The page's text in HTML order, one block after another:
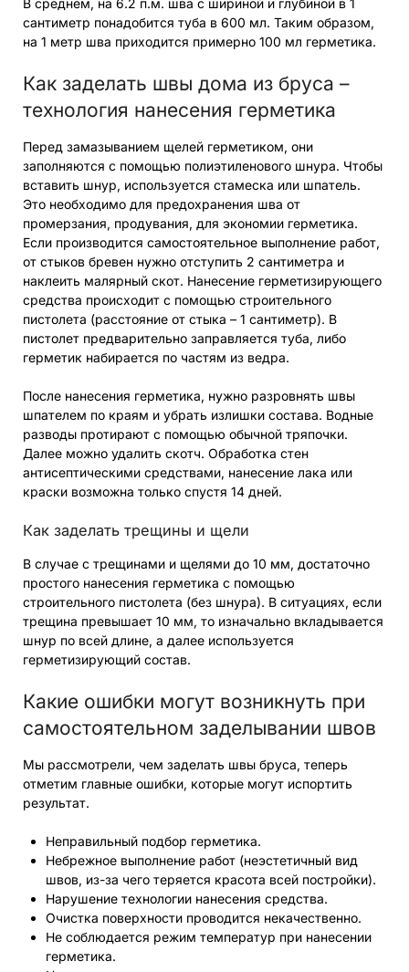
В среднем, на 6.2 п.м. шва с шириной и глубиной в 1
сантиметр понадобится туба в 600 мл. Таким образом,
на 1 метр шва приходится примерно 100 мл герметика.
Как заделать швы дома из бруса –
технология нанесения герметика
Перед замазыванием щелей герметиком, они
заполняются с помощью полиэтиленового шнура. Чтобы
вставить шнур, используется стамеска или шпатель.
Это необходимо для предохранения шва от
промерзания, продувания, для экономии герметика.
Если производится самостоятельное выполнение работ,
от стыков бревен нужно отступить 2 сантиметра и
наклеить малярный скот. Нанесение герметизирующего
средства происходит с помощью строительного
пистолета (расстояние от стыка – 1 сантиметр). В
пистолет предварительно заправляется туба, либо
герметик набирается по частям из ведра.
После нанесения герметика, нужно разровнять швы
шпателем по краям и убрать излишки состава. Водные
разводы протирают с помощью обычной тряпочки.
Далее можно удалить скотч. Обработка стен
антисептическими средствами, нанесение лака или
краски возможна только спустя 14 дней.
Как заделать трещины и щели
В случае с трещинами и щелями до 10 мм, достаточно
простого нанесения герметика с помощью
строительного пистолета (без шнура). В ситуациях, если
трещина превышает 10 мм, то изначально вкладывается
шнур по всей длине, а далее используется
герметизирующий состав.
Какие ошибки могут возникнуть при
самостоятельном заделывании швов
Мы рассмотрели, чем заделать швы бруса, теперь
отметим главные ошибки, которые могут испортить
результат.
Неправильный подбор герметика.
Небрежное выполнение работ (неэстетичный вид
швов, из-за чего теряется красота всей постройки).
Нарушение технологии нанесения средства.
Очистка поверхности проводится некачественно.
Не соблюдается режим температур при нанесении
герметика.